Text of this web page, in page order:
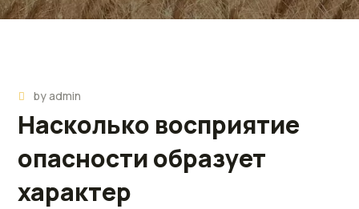
byadmin
Насколько восприятие
опасности образует
характер